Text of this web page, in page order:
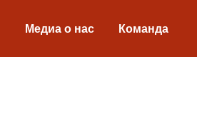
Медиа о нас Команда